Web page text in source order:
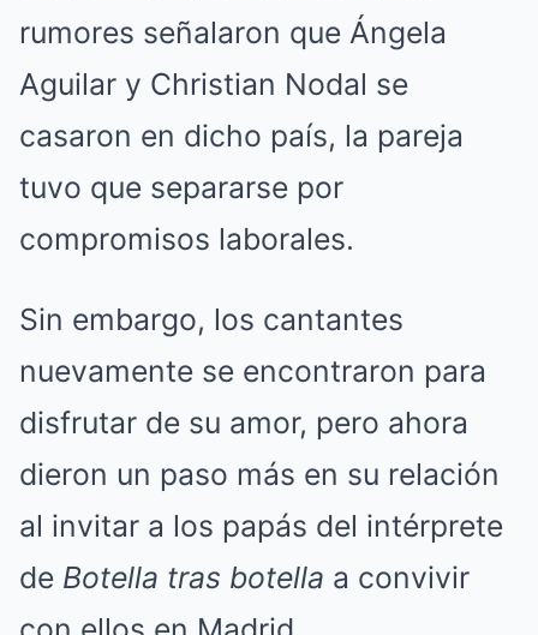
rumores señalaron que Ángela
Aguilar y Christian Nodal se
casaron en dicho país, la pareja
tuvo que separarse por
compromisos laborales.
Sin embargo, los cantantes
nuevamente se encontraron para
disfrutar de su amor, pero ahora
dieron un paso más en su relación
al invitar a los papás del intérprete
de Botella tras botella a convivir